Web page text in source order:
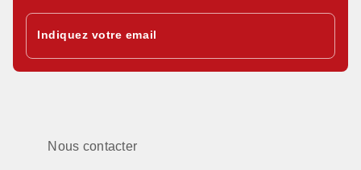
Indiquez votre email
Nous contacter